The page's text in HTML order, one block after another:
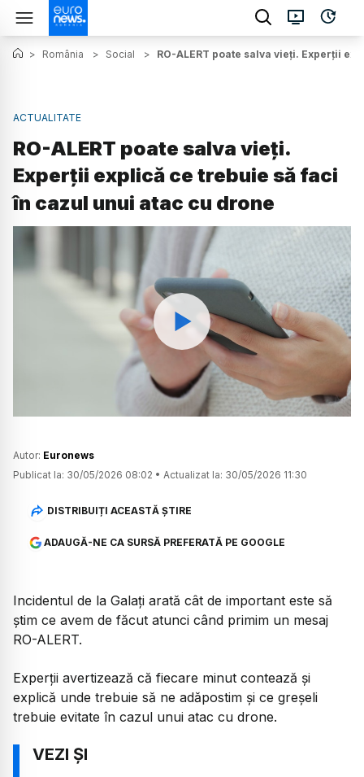
> România > Social > RO-ALERT poate salva vieți. Experții
ACTUALITATE
RO-ALERT poate salva vieți.
Experții explică ce trebuie să faci
în cazul unui atac cu drone
Watch
Autor: Euronews
Publicat la: 30/05/2026 08:02 • Actualizat la: 30/05/2026 11:30
DISTRIBUIȚI ACEASTĂ ȘTIRE
ADAUGĂ-NE CA SURSĂ PREFERATĂ PE GOOGLE
Incidentul de la Galați arată cât de important este să
știm ce avem de făcut atunci când primim un mesaj
RO-ALERT.
Experții avertizează că fiecare minut contează și
explică unde trebuie să ne adăpostim și ce greșeli
trebuie evitate în cazul unui atac cu drone.